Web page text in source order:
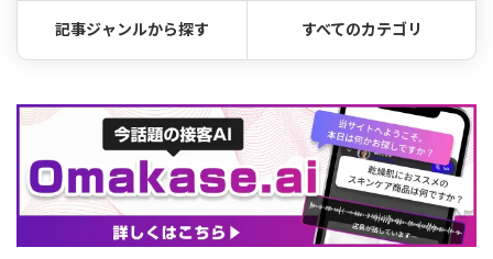
記事ジャンルから探す すべてのカテゴリ